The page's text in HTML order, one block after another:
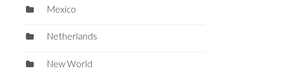
Mexico
Netherlands
New World